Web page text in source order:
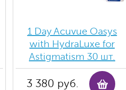
1 Day Acuvue Oasys
with HydraLuxe for
Аstigmatism 30 шт.
3 380 руб.